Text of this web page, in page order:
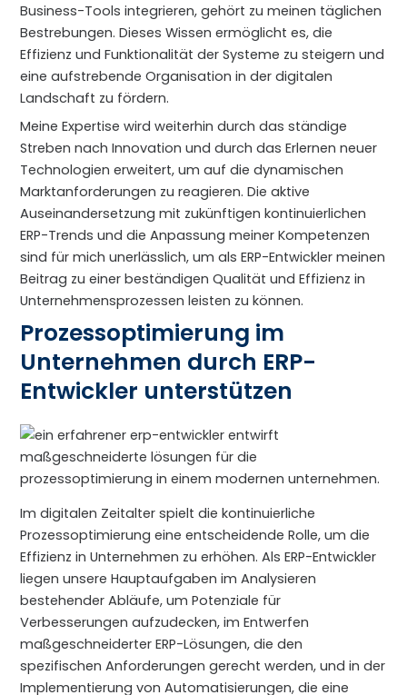
Business-Tools integrieren, gehört zu meinen täglichen
Bestrebungen. Dieses Wissen ermöglicht es, die
Effizienz und Funktionalität der Systeme zu steigern und
eine aufstrebende Organisation in der digitalen
Landschaft zu fördern.
Meine Expertise wird weiterhin durch das ständige
Streben nach Innovation und durch das Erlernen neuer
Technologien erweitert, um auf die dynamischen
Marktanforderungen zu reagieren. Die aktive
Auseinandersetzung mit zukünftigen kontinuierlichen
ERP-Trends und die Anpassung meiner Kompetenzen
sind für mich unerlässlich, um als ERP-Entwickler meinen
Beitrag zu einer beständigen Qualität und Effizienz in
Unternehmensprozessen leisten zu können.
Prozessoptimierung im
Unternehmen durch ERP-
Entwickler unterstützen
Im digitalen Zeitalter spielt die kontinuierliche
Prozessoptimierung eine entscheidende Rolle, um die
Effizienz in Unternehmen zu erhöhen. Als ERP-Entwickler
liegen unsere Hauptaufgaben im Analysieren
bestehender Abläufe, um Potenziale für
Verbesserungen aufzudecken, im Entwerfen
maßgeschneiderter ERP-Lösungen, die den
spezifischen Anforderungen gerecht werden, und in der
Implementierung von Automatisierungen, die eine